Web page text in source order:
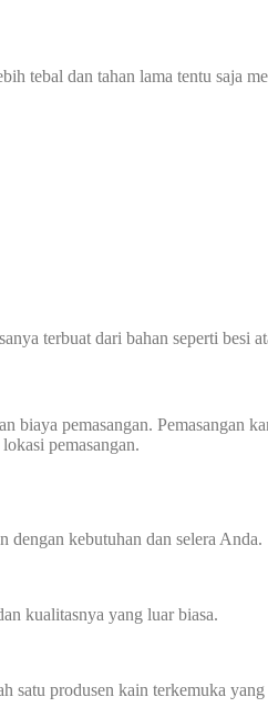
tebal dan tahan lama tentu saja
terbuat dari bahan seperti besi
biaya pemasangan. Pemasangan
pemasangan.
dengan kebutuhan dan selera Anda.
kualitasnya yang luar biasa.
satu produsen kain terkemuka